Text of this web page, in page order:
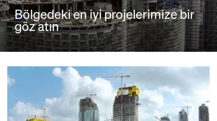
Bölgedeki en iyi projelerimize bir
göz atın